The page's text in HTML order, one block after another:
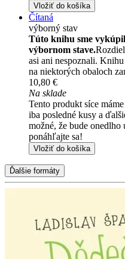
Vložiť do košíka
Čítaná
výborný stav
Túto knihu sme
výbornom stave.
asi ani nespoznali.
na niektorých obaloch
10,80 €
Na sklade
Tento produkt síce
iba posledné kusy a
možné, že bude
ponáhľajte sa!
Vložiť do košíka
Ďalšie formáty